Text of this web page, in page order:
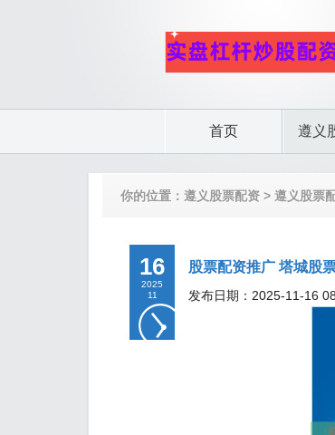
首页 遵义
你的位置： 遵义股票配资 > 遵义股票
16
2025
11
股票配资推广 塔城股
发布日期：2025-11-16